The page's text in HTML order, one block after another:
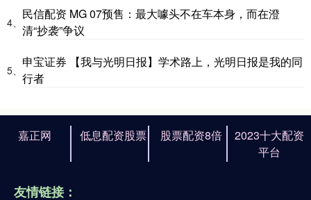
4、
民信配资 MG 07预售：最大噱头不在车本身，而在澄
清“抄袭”争议
5、
申宝证券 【我与光明日报】学术路上，光明日报是我的同
行者
嘉正网 低息配资股票 股票配资8倍
2023十大配资
平台
友情链接：